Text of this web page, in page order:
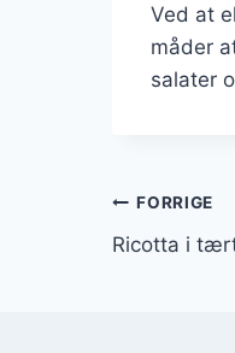
Ved at
måder
salater
FORRIGE
Ricotta i